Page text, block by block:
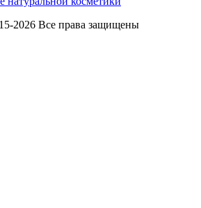
2026 Все права защищены